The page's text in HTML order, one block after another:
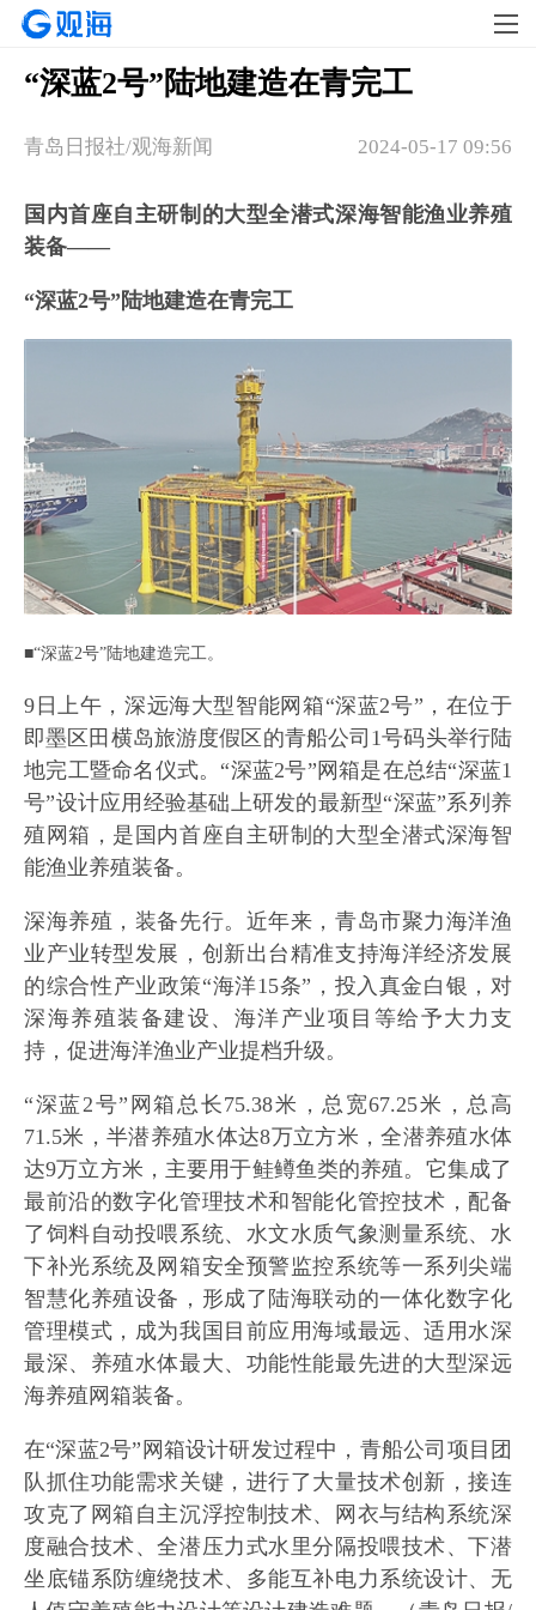
“深蓝2号”陆地建造在青完工
2024-05-17 09:56
青岛日报社/观海新闻
国内首座自主研制的大型全潜式深海智能渔业养殖
装备——
“深蓝2号”陆地建造在青完工
■“深蓝2号”陆地建造完工。
9日上午，深远海大型智能网箱“深蓝2号”，在位于
即墨区田横岛旅游度假区的青船公司1号码头举行陆
地完工暨命名仪式。“深蓝2号”网箱是在总结“深蓝1
号”设计应用经验基础上研发的最新型“深蓝”系列养
殖网箱，是国内首座自主研制的大型全潜式深海智
能渔业养殖装备。
深海养殖，装备先行。近年来，青岛市聚力海洋渔
业产业转型发展，创新出台精准支持海洋经济发展
的综合性产业政策“海洋15条”，投入真金白银，对
深海养殖装备建设、海洋产业项目等给予大力支
持，促进海洋渔业产业提档升级。
“深蓝2号”网箱总长75.38米，总宽67.25米，总高
71.5米，半潜养殖水体达8万立方米，全潜养殖水体
达9万立方米，主要用于鲑鳟鱼类的养殖。它集成了
最前沿的数字化管理技术和智能化管控技术，配备
了饲料自动投喂系统、水文水质气象测量系统、水
下补光系统及网箱安全预警监控系统等一系列尖端
智慧化养殖设备，形成了陆海联动的一体化数字化
管理模式，成为我国目前应用海域最远、适用水深
最深、养殖水体最大、功能性能最先进的大型深远
海养殖网箱装备。
在“深蓝2号”网箱设计研发过程中，青船公司项目团
队抓住功能需求关键，进行了大量技术创新，接连
攻克了网箱自主沉浮控制技术、网衣与结构系统深
度融合技术、全潜压力式水里分隔投喂技术、下潜
坐底锚系防缠绕技术、多能互补电力系统设计、无